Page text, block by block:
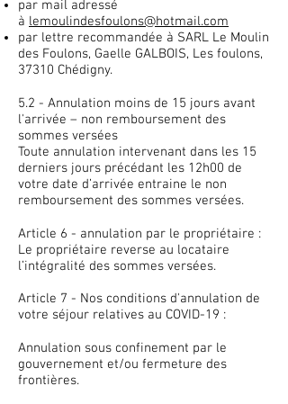
par mail adressé
à lemoulindesfoulons@hotmail.com
par lettre recommandée à SARL Le Moulin
des Foulons, Gaelle GALBOIS, Les foulons,
37310 Chédigny.
5.2 - Annulation moins de 15 jours avant
l'arrivée – non remboursement des
sommes versées
Toute annulation intervenant dans les 15
derniers jours précédant les 12h00 de
votre date d’arrivée entraine le non
remboursement des sommes versées.
Article 6 - annulation par le propriétaire :
Le propriétaire reverse au locataire
l’intégralité des sommes versées.
Article 7 - Nos conditions d'annulation de
votre séjour relatives au COVID-19 :​
​Annulation sous confinement par le
gouvernement et/ou fermeture des
frontières.